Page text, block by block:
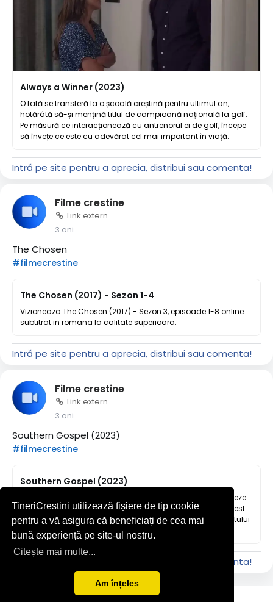
TineriCrestini utilizează fișiere de tip cookie
pentru a vă asigura că beneficiați de cea mai
bună experiență pe site-ul nostru.
Citește mai multe...
Am înțeles
Always a Winner (2023)
O fată se transferă la o școală creștină pentru ultimul an,
hotărâtă să-și mențină titlul de campioană națională la golf.
Pe măsură ce interacționează cu antrenorul ei de golf, începe
să învețe ce este cu adevărat cel mai important în viață.
Intră pe site pentru a aprecia, distribui sau comenta!
Filme crestine
Link extern
3 ani
The Chosen
#filmecrestine
The Chosen (2017) - Sezon 1-4
Vizioneaza The Chosen (2017) - Sezon 3, episoade 1-8 online
subtitrat in romana la calitate superioara.
Intră pe site pentru a aprecia, distribui sau comenta!
Filme crestine
Link extern
3 ani
Southern Gospel (2023)
#filmecrestine
Southern Gospel (2023)
Viața lui Samuel Allen se prăbușește, dar el vrea să-și urmeze
țelul din copilărie și să devină predicator. Pentru a face acest
lucru, starul rock n roll trebuie să se lupte cu demonii trecutului
său. Va reuși oare?
Intră pe site pentru a aprecia, distribui sau comenta!